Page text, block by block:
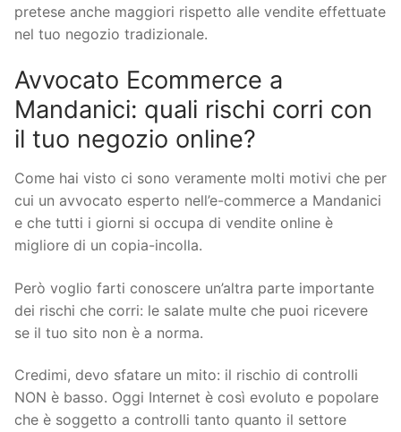
pretese anche maggiori rispetto alle vendite effettuate
nel tuo negozio tradizionale.
Avvocato Ecommerce a
Mandanici: quali rischi corri con
il tuo negozio online?
Come hai visto ci sono veramente molti motivi che per
cui un avvocato esperto nell’e-commerce a Mandanici
e che tutti i giorni si occupa di vendite online è
migliore di un copia-incolla.
Però voglio farti conoscere un’altra parte importante
dei rischi che corri: le salate multe che puoi ricevere
se il tuo sito non è a norma.
Credimi, devo sfatare un mito: il rischio di controlli
NON è basso. Oggi Internet è così evoluto e popolare
che è soggetto a controlli tanto quanto il settore